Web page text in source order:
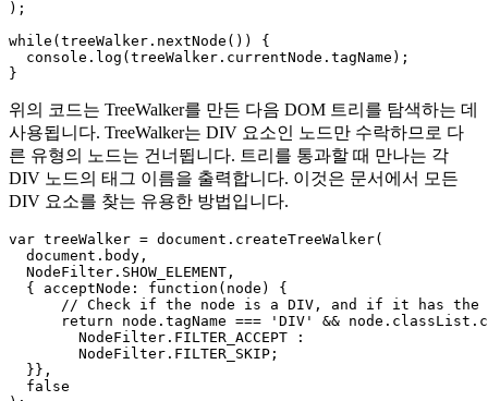
        NodeFilter.FILTER_ACCEPT :
        NodeFilter.FILTER_SKIP;
  }},
  false
);
while(treeWalker.nextNode()) {
  console.log(treeWalker.currentNode.tagName);
위의 코드는 TreeWalker를 만든 다음 DOM 트리를 탐색하는 데
사용됩니다. TreeWalker는 DIV 요소인 노드만 수락하므로 다
른 유형의 노드는 건너뜁니다. 트리를 통과할 때 만나는 각
DIV 노드의 태그 이름을 출력합니다. 이것은 문서에서 모든
DIV 요소를 찾는 유용한 방법입니다.
var treeWalker = document.createTreeWalker(
  document.body,
  NodeFilter.SHOW_ELEMENT,
  { acceptNode: function(node) {
// Check if the node is a DIV, and if it has the
return node.tagName === 'DIV' &&